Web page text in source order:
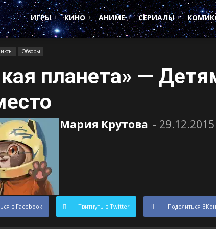
ИГРЫ
КИНО АНИМЕ СЕРИАЛЫ
Обзоры
планета» —
Мария Крутова - 29.12.2015
в Facebook Твитнуть в Twitter Поделиться